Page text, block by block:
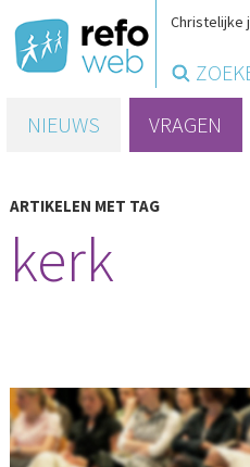
Christelijke
NIEUWS
VRAGEN
ARTIKELEN MET TAG
kerk